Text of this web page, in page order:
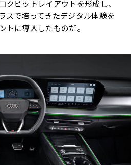
クピットレイアウトを形成し、
スで培ってきたデジタル体験を
トに導入したものだ。